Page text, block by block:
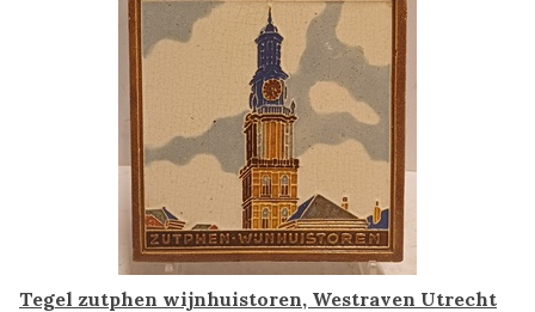
Tegel zutphen wijnhuistoren, Westraven Utrecht